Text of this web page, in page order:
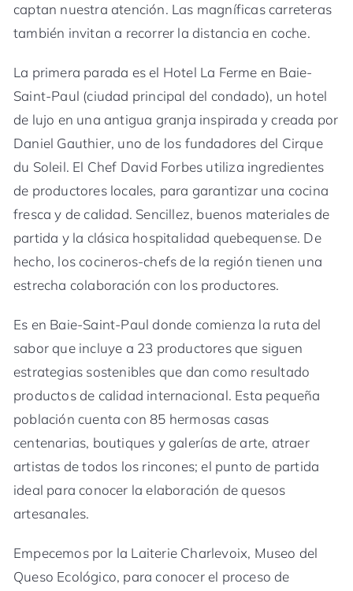
captan nuestra atención. Las magníficas carreteras
también invitan a recorrer la distancia en coche.
La primera parada es el Hotel La Ferme en Baie-
Saint-Paul (ciudad principal del condado), un hotel
de lujo en una antigua granja inspirada y creada por
Daniel Gauthier, uno de los fundadores del Cirque
du Soleil. El Chef David Forbes utiliza ingredientes
de productores locales, para garantizar una cocina
fresca y de calidad. Sencillez, buenos materiales de
partida y la clásica hospitalidad quebequense. De
hecho, los cocineros-chefs de la región tienen una
estrecha colaboración con los productores.
Es en Baie-Saint-Paul donde comienza la ruta del
sabor que incluye a 23 productores que siguen
estrategias sostenibles que dan como resultado
productos de calidad internacional. Esta pequeña
población cuenta con 85 hermosas casas
centenarias, boutiques y galerías de arte, atraer
artistas de todos los rincones; el punto de partida
ideal para conocer la elaboración de quesos
artesanales.
Empecemos por la Laiterie Charlevoix, Museo del
Queso Ecológico, para conocer el proceso de